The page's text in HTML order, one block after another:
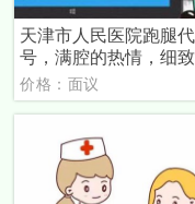
天津市人民医院跑腿
号，满腔的热情，细
价格：面议